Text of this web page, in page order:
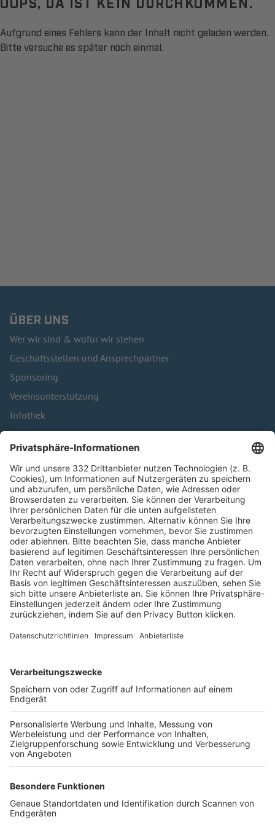
Aufgrund eines Fehlers kann der Inhalt nicht geladen werden.
Bitte versuche es später noch einmal.
ÜBER UNS
Wer wir sind & wofür wir stehen
Geschäftsstellen und Ansprechpartner
Sponsoring
Vereinsunterstützung
Infothek
Kontakt
HÄUFIG BESUCHTE SEITEN
Pässe und Vereinswechsel
Trainerausbildung
Schulungsangebot Vereinsmitarbeiter
BFV-Geschäftsstellen
Trainerbörse
Login SpielPlus
FOLGE DEM BFV
TOP-VEREINE
TOP-PARTNER